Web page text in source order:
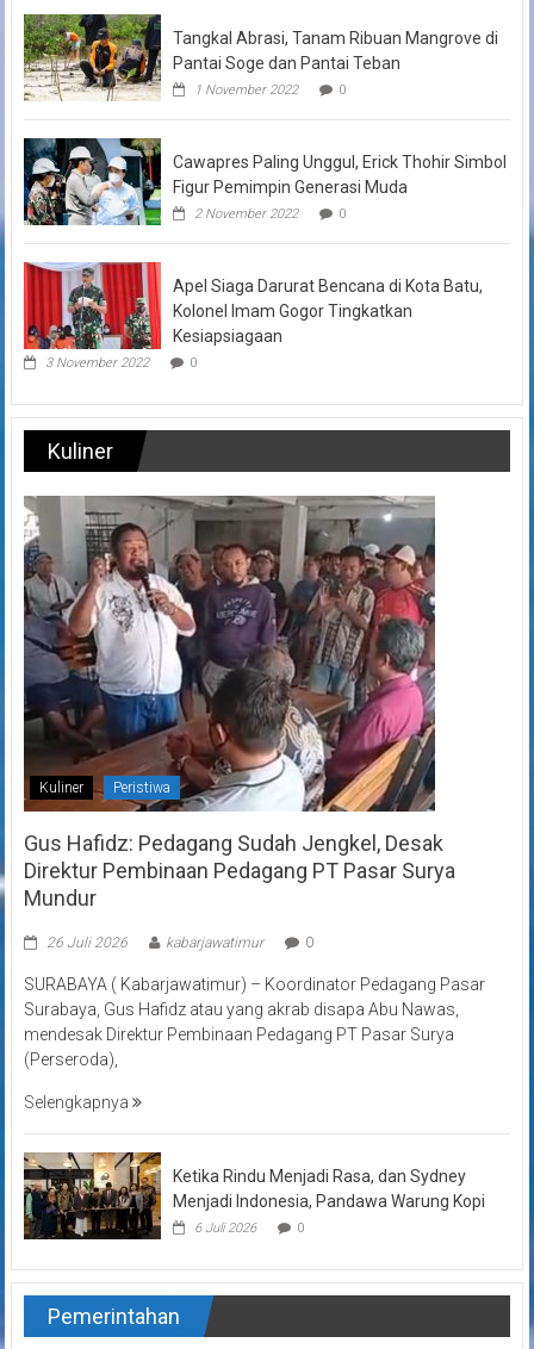
Tangkal Abrasi, Tanam Ribuan Mangrove di
Pantai Soge dan Pantai Teban
1 November 2022 0
Cawapres Paling Unggul, Erick Thohir Simbol
Figur Pemimpin Generasi Muda
2 November 2022 0
Apel Siaga Darurat Bencana di Kota Batu,
Kolonel Imam Gogor Tingkatkan
Kesiapsiagaan
3 November 2022 0
Kuliner
Kuliner Peristiwa
Gus Hafidz: Pedagang Sudah Jengkel, Desak
Direktur Pembinaan Pedagang PT Pasar Surya
Mundur
26 Juli 2026 kabarjawatimur 0
SURABAYA ( Kabarjawatimur) – Koordinator Pedagang Pasar
Surabaya, Gus Hafidz atau yang akrab disapa Abu Nawas,
mendesak Direktur Pembinaan Pedagang PT Pasar Surya
(Perseroda),
Selengkapnya
Ketika Rindu Menjadi Rasa, dan Sydney
Menjadi Indonesia, Pandawa Warung Kopi
6 Juli 2026 0
Pemerintahan